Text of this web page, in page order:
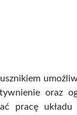
oraz
pracę